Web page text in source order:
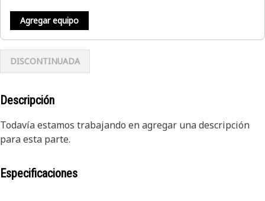
Agregar equipo
DISCONTINUADA
Descripción
Todavía estamos trabajando en agregar una descripción
para esta parte.
Especificaciones